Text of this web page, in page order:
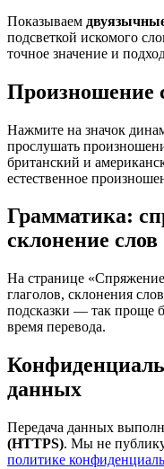
Показываем
подсветкой искомого
точное значение и
Произношение
Нажмите на значок
прослушать
британский и
естественное
Грамматика:
склонение слов
На странице
глаголов, склонения
подсказки — так проще
время перевода.
данных
Передача данных
(HTTPS). Мы не
политике